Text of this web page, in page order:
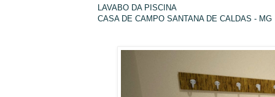
LAVABO DA PISCINA
CASA DE CAMPO SANTANA DE CALDAS - MG